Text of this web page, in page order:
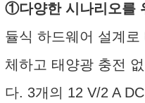
①다양한 시나리오를
듈식 하드웨어 설계
체하고 태양광 충전
다. 3개의 12 V/2 A